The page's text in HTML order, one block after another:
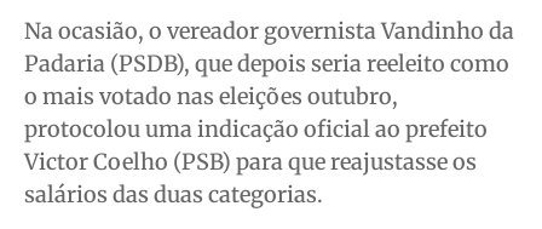
Na ocasião, o vereador governista Vandinho da
Padaria (PSDB), que depois seria reeleito como
o mais votado nas eleições outubro,
protocolou uma indicação oficial ao prefeito
Victor Coelho (PSB) para que reajustasse os
salários das duas categorias.